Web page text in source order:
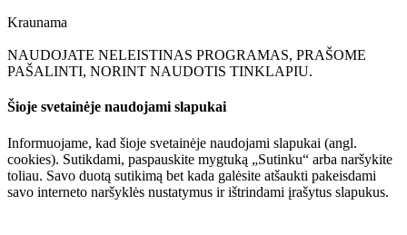
Kraunama
NAUDOJATE NELEISTINAS PROGRAMAS, PRAŠOME
PAŠALINTI, NORINT NAUDOTIS TINKLAPIU.
Šioje svetainėje naudojami slapukai
Informuojame, kad šioje svetainėje naudojami slapukai (angl.
cookies). Sutikdami, paspauskite mygtuką „Sutinku“ arba naršykite
toliau. Savo duotą sutikimą bet kada galėsite atšaukti pakeisdami
savo interneto naršyklės nustatymus ir ištrindami įrašytus slapukus.